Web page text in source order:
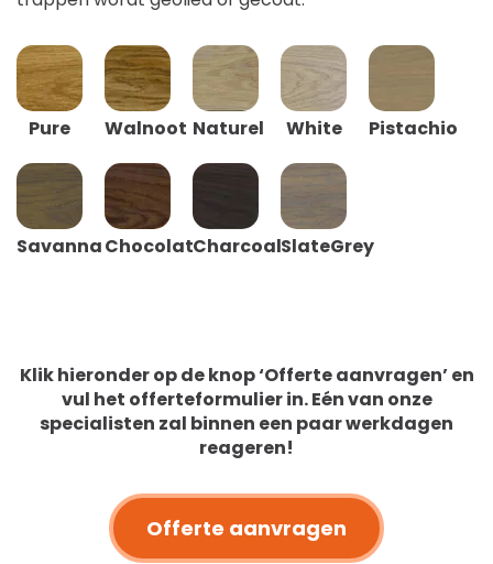
Pure Walnoot Naturel White Pistachio
SavannaChocolatCharcoalSlateGrey
Klik hieronder op de knop ‘Offerte aanvragen’ en
vul het offerteformulier in. Eén van onze
specialisten zal binnen een paar werkdagen
reageren!
Offerte aanvragen